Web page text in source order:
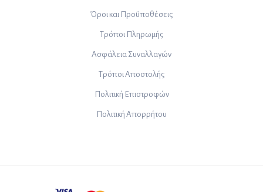
Όροι και Προϋποθέσεις
Τρόποι Πληρωμής
Ασφάλεια Συναλλαγών
Τρόποι Αποστολής
Πολιτική Επιστροφών
Πολιτική Απορρήτου